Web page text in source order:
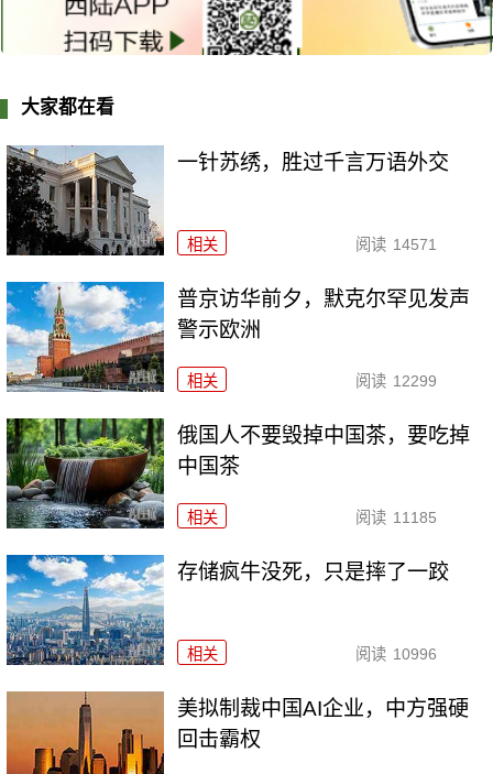
大家都在看
一针苏绣，胜过千言万语外交
相关 阅读 14571
普京访华前夕，默克尔罕见发声
警示欧洲
相关 阅读 12299
俄国人不要毁掉中国茶，要吃掉
中国茶
相关 阅读 11185
存储疯牛没死，只是摔了一跤
相关 阅读 10996
美拟制裁中国AI企业，中方强硬
回击霸权